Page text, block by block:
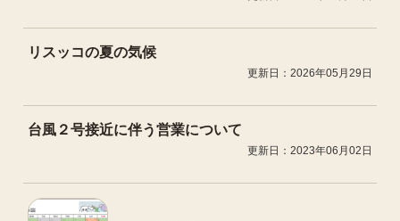
リスッコの夏の気候
更新日：2026年05月29日
台風２号接近に伴う営業について
更新日：2023年06月02日